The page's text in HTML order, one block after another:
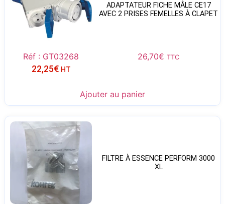
ADAPTATEUR FICHE MÂLE CE17
AVEC 2 PRISES FEMELLES À CLAPET
Réf : GT03268 26,70€ TTC
22,25€ HT
Ajouter au panier
FILTRE À ESSENCE PERFORM 3000
XL